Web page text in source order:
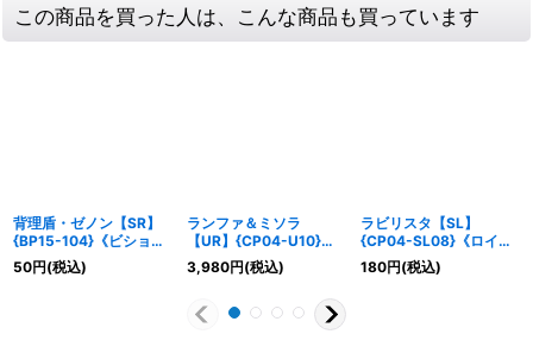
この商品を買った人は、こんな商品も買っています
背理盾・ゼノン【SR】
{BP15-104}《ビショッ
プ》
50円(税込)
ランファ＆ミソラ
【UR】{CP04-U10}
《ナイトメア》
3,980円(税込)
ラビリスタ【SL】
{CP04-SL08}《ロイヤ
ル》
180円(税込)